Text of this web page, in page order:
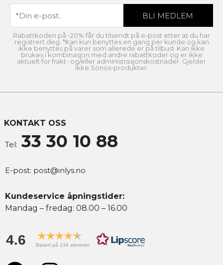
Rabattkoden på -20% får du tilsendt på e-post etter at du har
registrert deg. *Kan kun benyttes en gang per kunde og kan
ikke benyttes på varer som allerede er på tilbud. Kan ikke
brukes i kombinasjon med andre rabattkoder og er ikke
aktuelt for frakt- og/eller administrasjonskostnader. Gjelder
ikke Sonos-produkter.
KONTAKT OSS
Tel: 33 30 10 88
E-post: post@inlys.no
Kundeservice åpningstider:
Mandag – fredag: 08.00 – 16.00
4.6 Basert på 134 stemmer